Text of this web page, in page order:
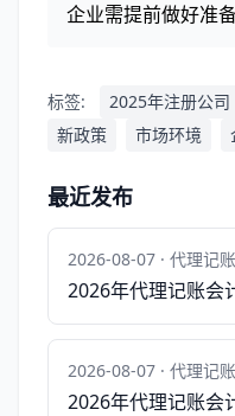
企业需提前做好准备
标签: 2025年注册公司
新政策
市场环境
最近发布
2026-08-07 · 代理记账
2026年代理记账会
2026-08-07 · 代理记账
2026年代理记账会